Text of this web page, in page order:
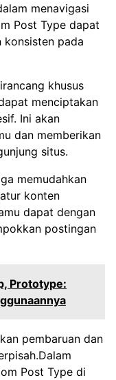
menavigasi
Post Type dapat
konsisten pada
khusus
menciptakan
Ini akan
dan memberikan
situs.
memudahkan
konten
dapat dengan
postingan
Prototype:
pembaruan dan
Post Type di